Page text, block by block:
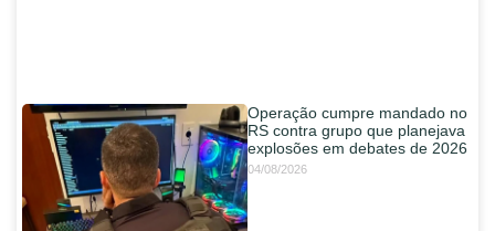
Operação cumpre mandado no
RS contra grupo que planejava
explosões em debates de 2026
04/08/2026